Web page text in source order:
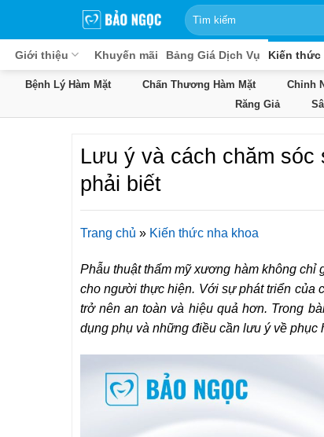
dung
Giới thiệu Khuyến mãi Bảng Giá Dịch Vụ Kiến thức
Bệnh Lý Hàm Mặt Chấn Thương Hàm Mặt Chỉnh
Răng Giả
Lưu ý và cách chăm
phải biết
Trang chủ » Kiến thức nha khoa
Phẫu thuật thẩm mỹ xương hàm không
cho người thực hiện. Với sự phát triển của
trở nên an toàn và hiệu quả hơn. Trong
dụng phụ và những điều cần lưu ý về phục